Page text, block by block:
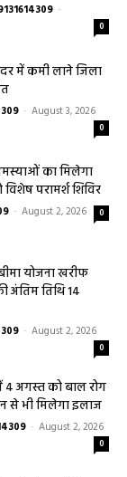
-
0
में कमी लाने जिला
- August 3, 2026
0
का मिलेगा
परामर्श शिविर
- August 2, 2026 0
योजना खरीफ
तिथि 14
- August 2, 2026
0
अगस्त को बाल रोग
से भी मिलेगा इलाज
- August 2, 2026
0